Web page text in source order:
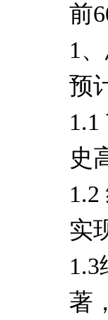
前
1
预
史
实
著